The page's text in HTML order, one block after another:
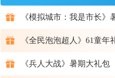
《全民泡泡超人》61童年
《兵人大战》暑期大礼包